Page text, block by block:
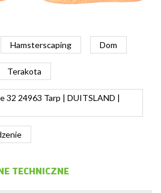
Hamsterscaping Dom
Terakota
32 24963 Tarp | DUITSLAND |
TECHNICZNE